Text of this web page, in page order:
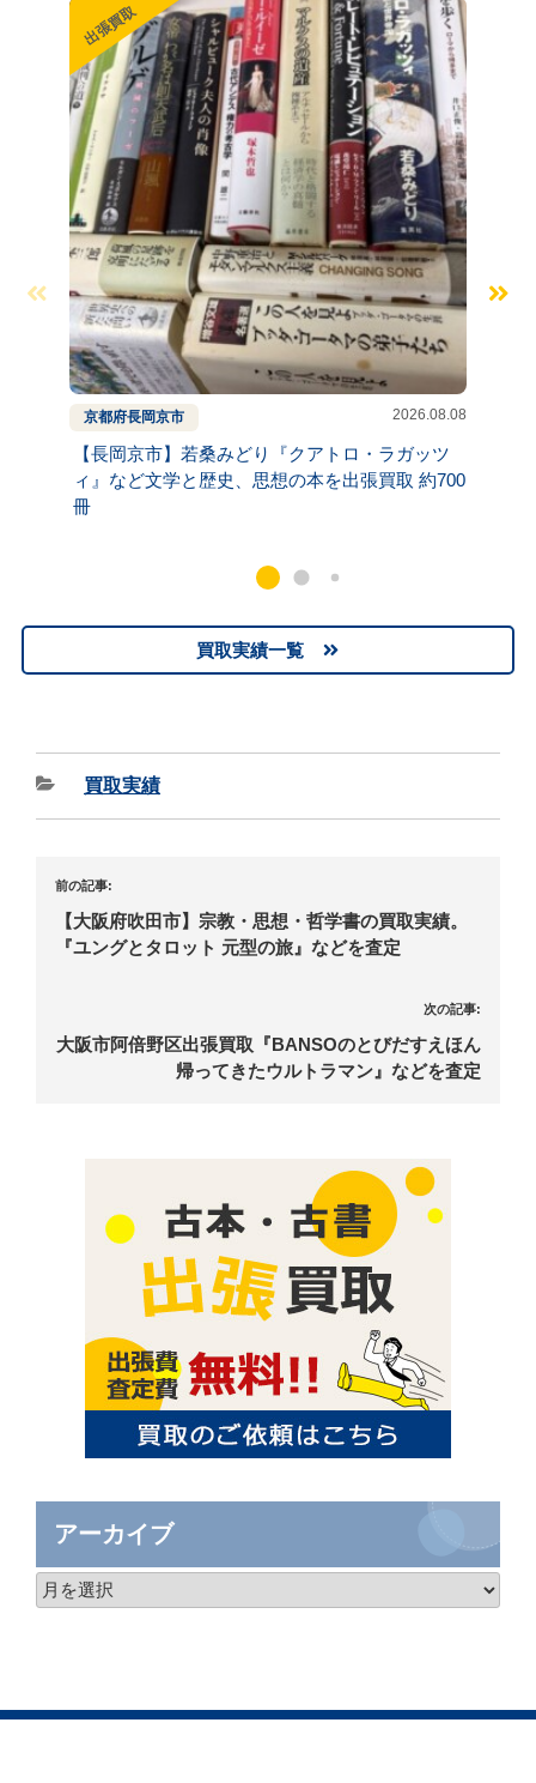
京都府長岡京市 2026.08.08
【長岡京市】若桑みどり『クアトロ・ラガッツ
ィ』など文学と歴史、思想の本を出張買取 約700
冊
出張買取
買取実績一覧
買取実績
前の記事:
【大阪府吹田市】宗教・思想・哲学書の買取実績。
『ユングとタロット 元型の旅』などを査定
次の記事:
大阪市阿倍野区出張買取『BANSOのとびだすえほん
帰ってきたウルトラマン』などを査定
アーカイブ